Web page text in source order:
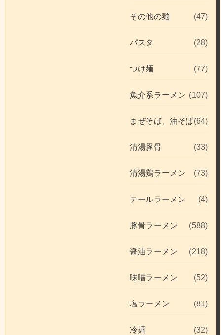
その他の麺 (47)
パスタ (28)
つけ麺 (77)
魚介系ラーメン (107)
まぜそば、油そば(64)
清湯豚骨 (33)
清湯鶏ラーメン (73)
テールラーメン (4)
豚骨ラーメン (588)
醤油ラーメン (218)
味噌ラーメン (52)
塩ラーメン (81)
冷麺 (32)